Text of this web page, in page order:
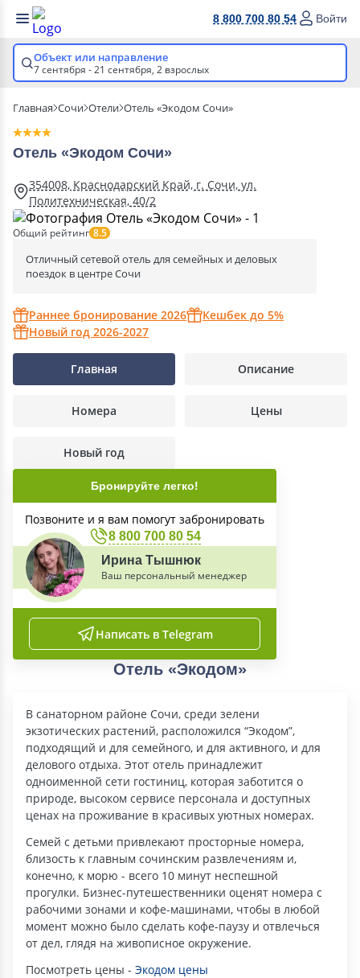
8 800 700 80 54 Войти
Объект или направление
7 сентября - 21 сентября, 2 взрослых
Главная Сочи Отели Отель «Экодом Сочи»
Отель «Экодом Сочи»
354008, Краснодарский Край, г. Сочи, ул.
Политехническая, 40/2
Общий рейтинг 8.5
Отличный сетевой отель для семейных и деловых
поездок в центре Сочи
Раннее бронирование 2026
Кешбек до 5%
Новый год 2026-2027
Главная Описание
Номера Цены
Новый год
Бронируйте легко!
Позвоните и я вам помогут забронировать
8 800 700 80 54
Ирина Тышнюк
Ваш персональный менеджер
Написать в Telegram
Отель «Экодом»
В санаторном районе Сочи, среди зелени
экзотических растений, расположился “Экодом”,
подходящий и для семейного, и для активного, и для
делового отдыха. Этот отель принадлежит
одноименной сети гостиниц, которая заботится о
природе, высоком сервисе персонала и доступных
ценах на проживание в красивых уютных номерах.
Семей с детьми привлекают просторные номера,
близость к главным сочинским развлечениям и,
конечно, к морю - всего 10 минут неспешной
прогулки. Бизнес-путешественники оценят номера с
рабочими зонами и кофе-машинами, чтобы в любой
момент можно было сделать кофе-паузу и отвлечься
от дел, глядя на живописное окружение.
Посмотреть цены - Экодом цены